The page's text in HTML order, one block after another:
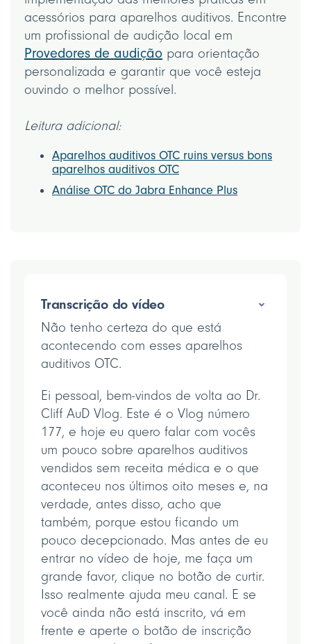
acessórios para aparelhos auditivos. Encontre
um profissional de audição local em
Provedores de audição para orientação
personalizada e garantir que você esteja
ouvindo o melhor possível.
Leitura adicional:
Aparelhos auditivos OTC ruins versus bons
aparelhos auditivos OTC
Análise OTC do Jabra Enhance Plus
Transcrição do vídeo
Não tenho certeza do que está
acontecendo com esses aparelhos
auditivos OTC.
Ei pessoal, bem-vindos de volta ao Dr.
Cliff AuD Vlog. Este é o Vlog número
177, e hoje eu quero falar com vocês
um pouco sobre aparelhos auditivos
vendidos sem receita médica e o que
aconteceu nos últimos oito meses e, na
verdade, antes disso, acho que
também, porque estou ficando um
pouco decepcionado. Mas antes de eu
entrar no vídeo de hoje, me faça um
grande favor, clique no botão de curtir.
Isso realmente ajuda meu canal. E se
você ainda não está inscrito, vá em
frente e aperte o botão de inscrição